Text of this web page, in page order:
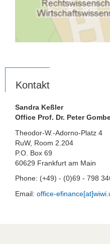
Kontakt
Sandra Keßler
Office Prof. Dr. Peter
Theodor-W.-Adorno-Platz 4
RuW, Room 2.204
P.O. Box 69
60629 Frankfurt am Main
Phone: (+49) - (0)69 - 798
Email: office-